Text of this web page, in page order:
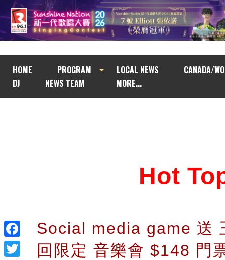
HOME PROGRAM LOCAL NEWS
CANADA/
DJ
NEWS TEAM MORE...
Facebook
Hot
Social media game 送
回限定 音樂會 $148 門